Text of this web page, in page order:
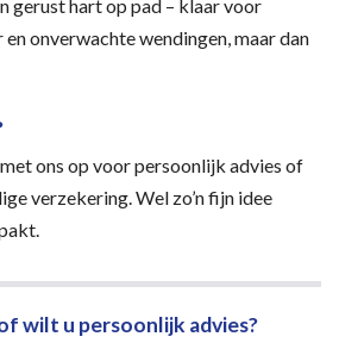
gerust hart op pad – klaar voor
onverwachte wendingen, maar dan
ons op voor persoonlijk advies of
verzekering. Wel zo’n fijn idee
wilt u persoonlijk advies?